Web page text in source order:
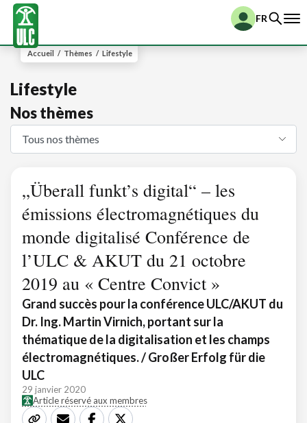
FR
Accueil / Thèmes / Lifestyle
Lifestyle
Nos thèmes
„Überall funkt’s digital“ – les
émissions électromagnétiques du
monde digitalisé Conférence de
l’ULC & AKUT du 21 octobre
2019 au « Centre Convict »
Grand succès pour la conférence ULC/AKUT du
Dr. Ing. Martin Virnich, portant sur la
thématique de la digitalisation et les champs
électromagnétiques. / Großer Erfolg für die
ULC
29 janvier 2020
Article réservé aux membres